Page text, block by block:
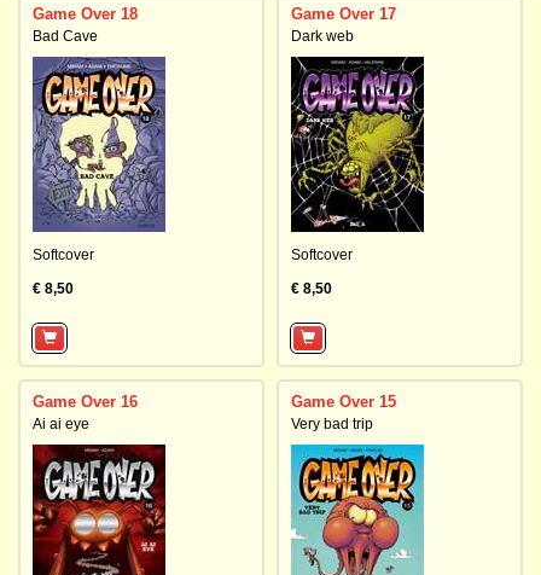
Game Over 18
Bad Cave
Softcover
€ 8,50
Game Over 17
Dark web
Softcover
€ 8,50
Game Over 16
Ai ai eye
Game Over 15
Very bad trip